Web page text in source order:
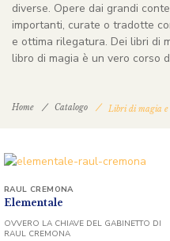
diverse. Opere dai grandi
importanti, curate o tradotte
e ottima rilegatura. Dei libri di
libro di magia è un vero corso
Home Catalogo Libri di magia e
Elementale
RAUL CREMONA
OVVERO LA CHIAVE DEL GABINETTO DI
RAUL CREMONA